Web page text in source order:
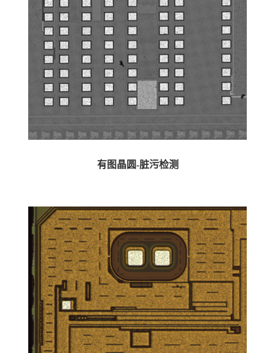
有图晶圆-脏污检测